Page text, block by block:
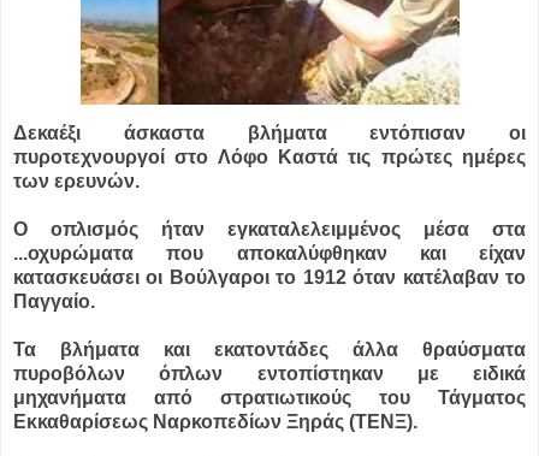
Δεκαέξι άσκαστα βλήματα εντόπισαν οι
πυροτεχνουργοί στο Λόφο Καστά τις πρώτες ημέρες
των ερευνών.
Ο οπλισμός ήταν εγκαταλελειμμένος μέσα στα
...οχυρώματα που αποκαλύφθηκαν και είχαν
κατασκευάσει οι Βούλγαροι το 1912 όταν κατέλαβαν το
Παγγαίο.
Τα βλήματα και εκατοντάδες άλλα θραύσματα
πυροβόλων όπλων εντοπίστηκαν με ειδικά
μηχανήματα από στρατιωτικούς του Τάγματος
Εκκαθαρίσεως Ναρκοπεδίων Ξηράς (ΤΕΝΞ).